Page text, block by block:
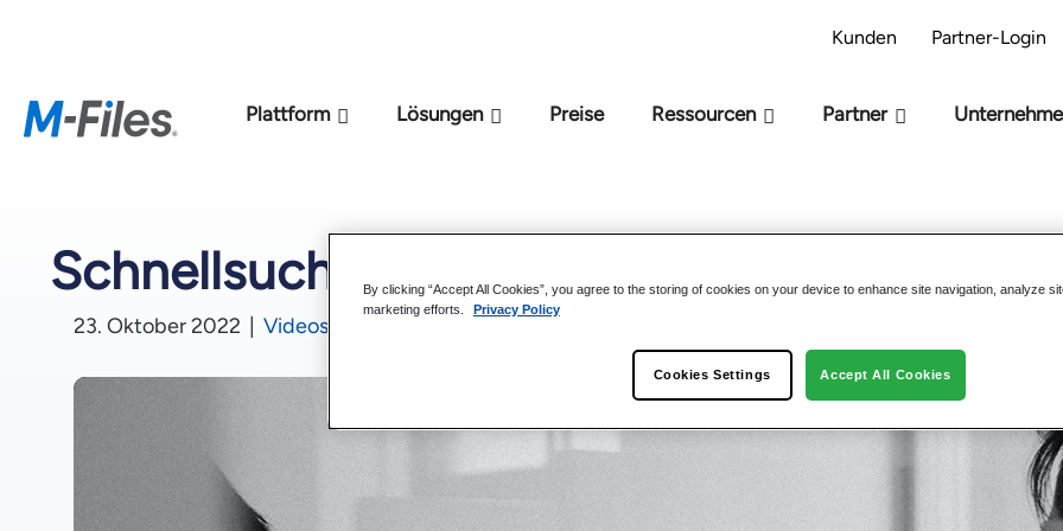
Kunden Partner-Login
Plattform Lösungen Preise Ressourcen Partner
Schnellsuchfunktionalität
23. Oktober 2022 Videos
Neues M-Files-KI-Bereitschaftsmodell – Sind Sie bereit für KI?
By clicking “Accept All Cookies”, you agree to the storing of cookies on your device to enhance site navigation, analyze
marketing efforts.
Privacy Policy
Cookies Settings Accept All Cookies